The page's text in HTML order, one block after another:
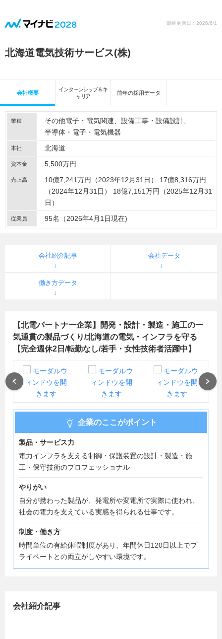
最終更新日：2026/6/1
北海道電気技術サービス(株)
会社概要
インターンシップ＆キ
ャリア
前年の採用データ
業種 その他電子・電気関連
設備工事・設備設計
半導体・電子・電気機器
本社 北海道
資本金 5,500万円
売上高
10億7,241万円（2023年12月31日） 17億8,316万円
（2024年12月31日） 18億7,151万円（2025年12月31
日）
従業員 95名（2026年4月1日現在)
会社紹介記事 会社データ
働き方データ
【北電パートナー企業】開発・設計・製造・施工の一
気通貫の製品づくり/北海道の電気・インフラを守る
【完全週休2日/転勤なし/若手・女性技術者活躍中】
企業のここがポイント
製品・サービス力
電力インフラを支える制御・保護装置の設計・製造・施
工・保守技術のプロフェッショナル
やりがい
自分が携わった製品が、発電所や変電所で実際に使われ、
社会の電力を支えている実感を得られる仕事です。
制度・働き方
時間単位の有給休暇制度があり、年間休日120日以上でプ
ライベートとの両立がしやすい環境です。
会社紹介記事